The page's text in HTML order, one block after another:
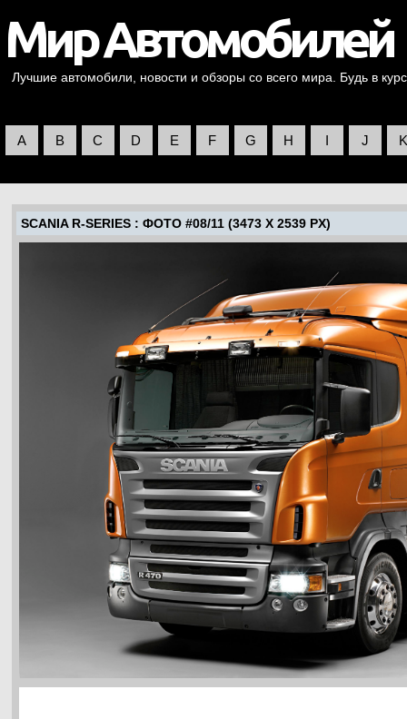
Лучшие автомобили, новости и обзоры со всего мира. Будь в
A B C D E F G H I J K
SCANIA R-SERIES : ФОТО #08/11 (3473 X 2539 PX)